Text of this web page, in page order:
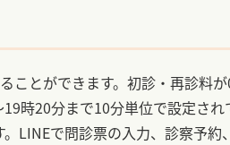
ことができます。初診・再診料
時20分まで10分単位で設定さ
LINEで問診票の入力、診察予約